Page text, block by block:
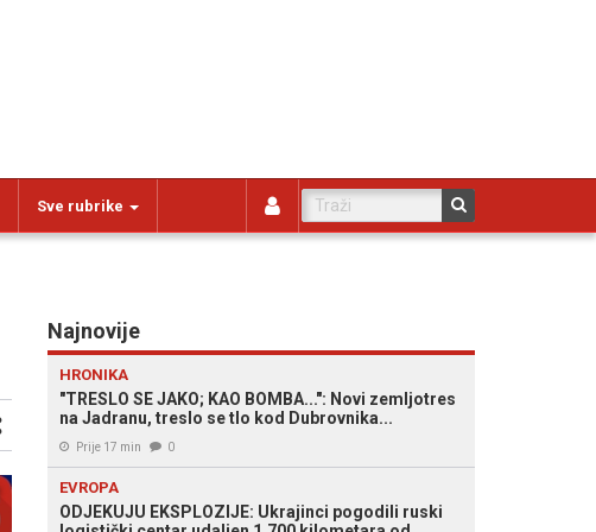
Sve rubrike
Najnovije
HRONIKA
"TRESLO SE JAKO; KAO BOMBA...": Novi zemljotres
na Jadranu, treslo se tlo kod Dubrovnika...
Prije 17 min 0
EVROPA
ODJEKUJU EKSPLOZIJE: Ukrajinci pogodili ruski